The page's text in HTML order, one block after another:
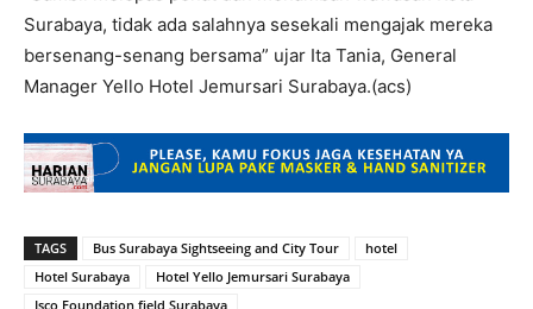
Surabaya, tidak ada salahnya sesekali mengajak mereka
bersenang-senang bersama” ujar Ita Tania, General
Manager Yello Hotel Jemursari Surabaya.(acs)
TAGS Bus Surabaya Sightseeing and City Tour
hotel
Hotel Surabaya
Hotel Yello Jemursari Surabaya
Isco Foundation field Surabaya